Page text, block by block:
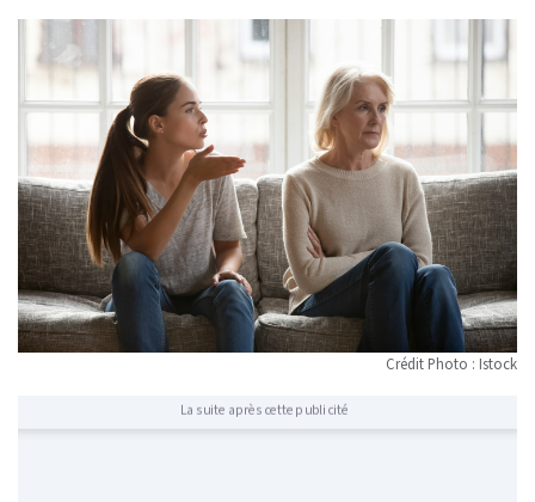
Crédit Photo : Istock
La suite après cette publicité